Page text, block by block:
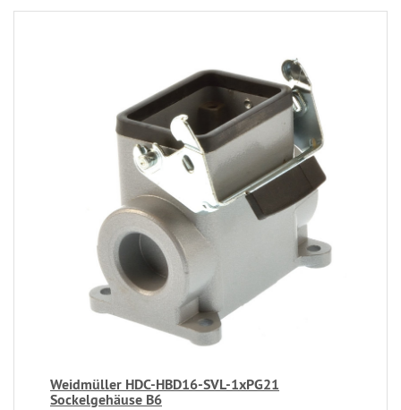
Weidmüller HDC-HBD16-SVL-1xPG21
Sockelgehäuse B6